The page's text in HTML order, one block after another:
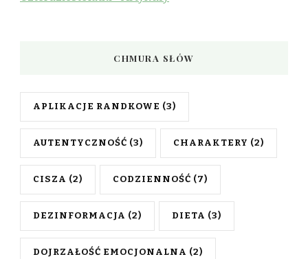
CHMURA SŁÓW
APLIKACJE RANDKOWE (3)
AUTENTYCZNOŚĆ (3) CHARAKTERY (2)
CISZA (2) CODZIENNOŚĆ (7)
DEZINFORMACJA (2) DIETA (3)
DOJRZAŁOŚĆ EMOCJONALNA (2)